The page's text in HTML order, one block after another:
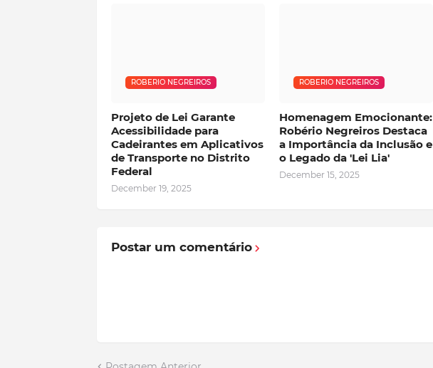
ROBERIO NEGREIROS
Projeto de Lei Garante
Acessibilidade para
Cadeirantes em Aplicativos
de Transporte no Distrito
Federal
December 19, 2025
ROBERIO NEGREIROS
Homenagem Emocionante:
Robério Negreiros Destaca
a Importância da Inclusão e
o Legado da 'Lei Lia'
December 15, 2025
Postar um comentário